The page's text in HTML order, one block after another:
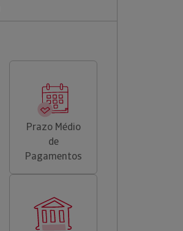
Prazo Médio
de
Pagamentos